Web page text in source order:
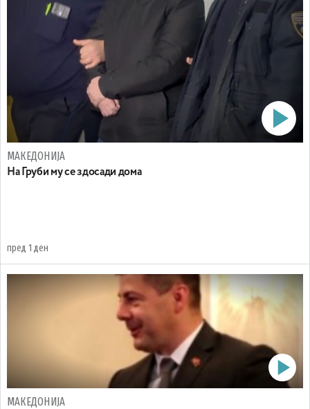
МАКЕДОНИЈА
На Груби му се здосади дома
пред 1 ден
МАКЕДОНИЈА